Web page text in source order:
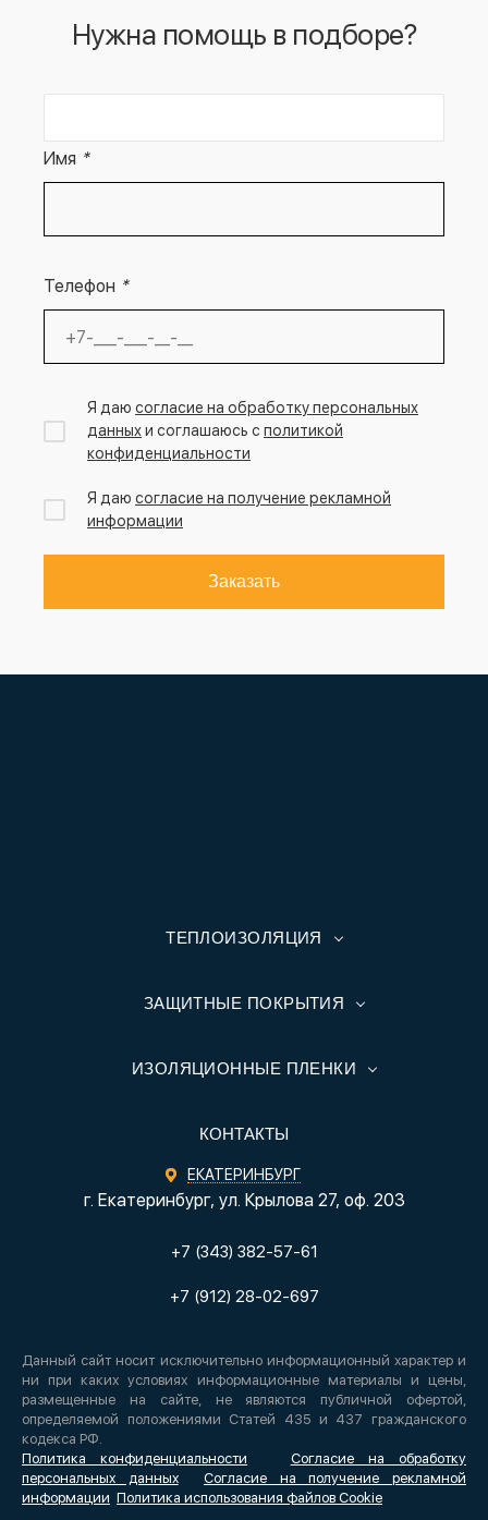
Нужна помощь в подборе?
Имя *
Телефон *
Я даю согласие на обработку персональных
данныхи соглашаюсь с политикой
конфиденциальности
Я даю согласие на получение рекламной
информации
Заказать
ТЕПЛОИЗОЛЯЦИЯ
ЗАЩИТНЫЕ ПОКРЫТИЯ
ИЗОЛЯЦИОННЫЕ ПЛЕНКИ
КОНТАКТЫ
ЕКАТЕРИНБУРГ
г. Екатеринбург, ул. Крылова 27, оф. 203
+7 (343) 382-57-61
+7 (912) 28-02-697
Данный сайт носит исключительно информационный характер и
ни при каких условиях информационные материалы и цены,
размещенные на сайте, не являются публичной офертой,
определяемой положениями Статей 435 и 437 гражданского
кодекса РФ.
Политика конфиденциальности
Согласие на обработку
персональных данных
Согласие на получение рекламной
информации Политика использования файлов Cookie